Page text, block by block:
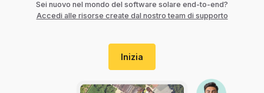
Sei nuovo nel mondo del software solare end-to-end?
Accedi alle risorse create dal nostro team di supporto
Inizia